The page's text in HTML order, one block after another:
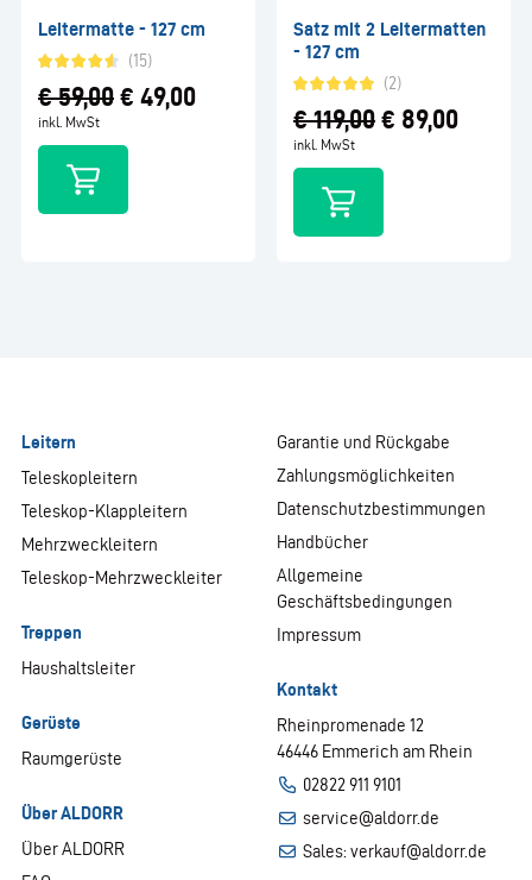
Leitermatte - 127 cm
(15)
€59,00 € 49,00
inkl. MwSt
Satz mit 2 Leitermatten
- 127 cm
(2)
€119,00 € 89,00
inkl. MwSt
Leitern
Teleskopleitern
Teleskop-Klappleitern
Mehrzweckleitern
Teleskop-Mehrzweckleiter
Treppen
Haushaltsleiter
Gerüste
Raumgerüste
Über ALDORR
Über ALDORR
Garantie und Rückgabe
Zahlungsmöglichkeiten
Datenschutzbestimmungen
Handbücher
Allgemeine
Geschäftsbedingungen
Impressum
Kontakt
Rheinpromenade 12
46446 Emmerich am Rhein
02822 911 9101
service@aldorr.de
Sales: verkauf@aldorr.de